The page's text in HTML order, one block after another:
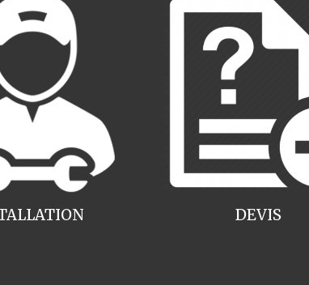
DEVIS